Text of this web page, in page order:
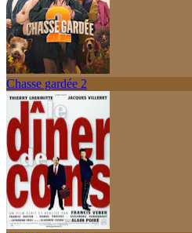
Chasse gardée 2